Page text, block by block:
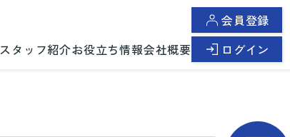
スタッフ紹介お役立ち情報会社概要
会員登録
ログイン